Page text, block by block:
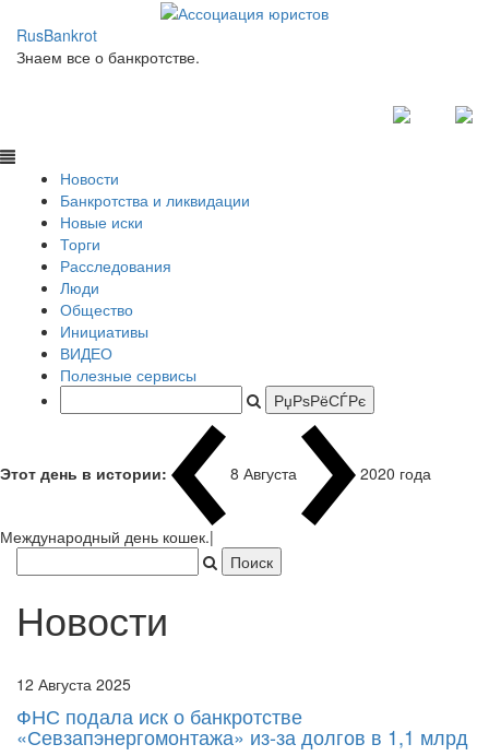
RusBankrot
Знаем все о банкротстве.
Новости
Банкротства и ликвидации
Новые иски
Торги
Расследования
Люди
Общество
Инициативы
ВИДЕО
Полезные сервисы
Этот день в истории: 8 Августа 1937 года
Япония захватила Пекин.|
Новости
12 Августа 2025
ФНС подала иск о банкротстве
«Севзапэнергомонтажа» из-за долгов в 1,1 млрд